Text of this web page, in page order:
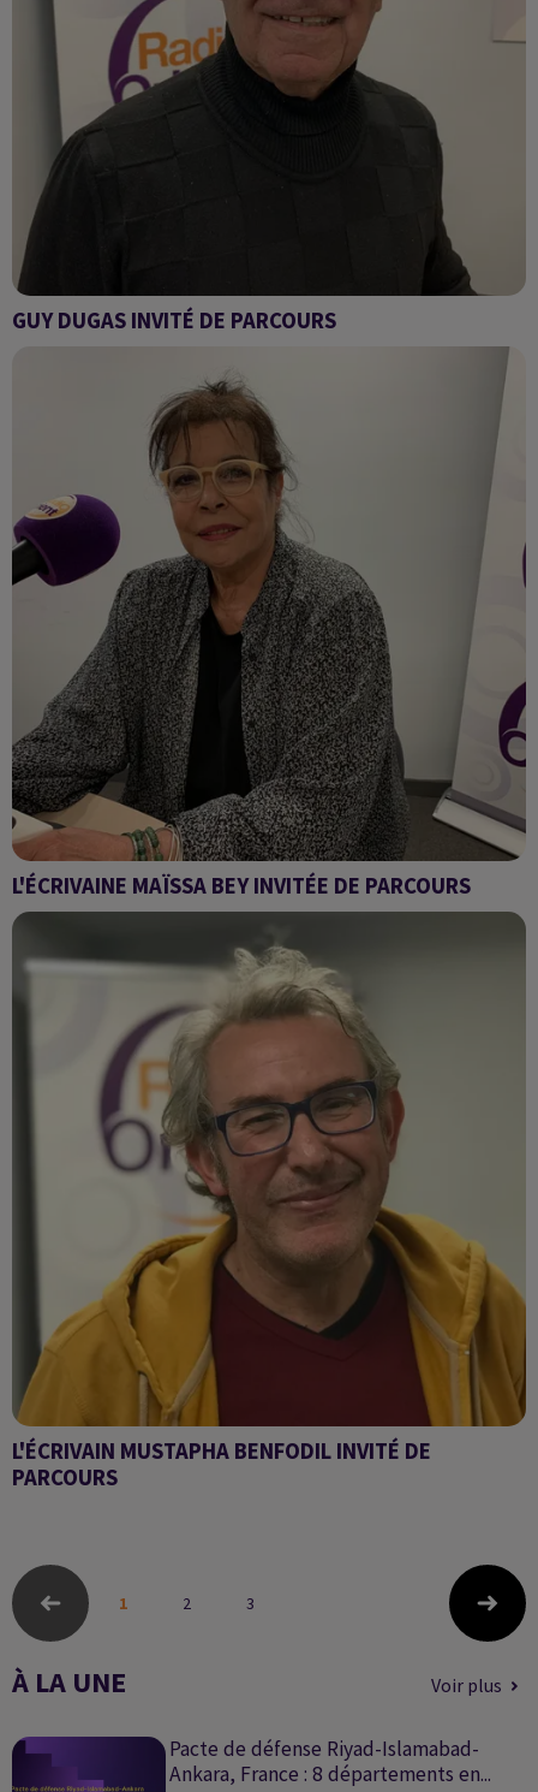
GUY DUGAS INVITÉ DE PARCOURS
L'ÉCRIVAINE MAÏSSA BEY INVITÉE DE PARCOURS
PARCOURS
L'ÉCRIVAIN MUSTAPHA BENFODIL INVITÉ DE
PARCOURS
1 2 3
À LA UNE Voir plus
Pacte de défense Riyad-Islamabad-
Ankara, France : 8 départements en...